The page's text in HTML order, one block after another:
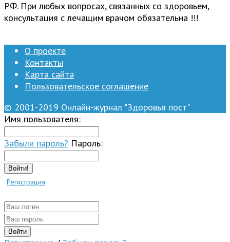
РФ. При любых вопросах, связанных со здоровьем,
консультация с лечащим врачом обязательна !!!
О проекте
Контакты
Карта сайта
Пользовательское соглашение
© 2001-2019 Онлайн-журнал "Здоровья пост"
Имя пользователя:
Забыли пароль? Пароль:
Войти!
Регистрация